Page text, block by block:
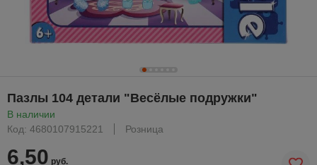
Пазлы 104 детали "Весёлые подружки"
В наличии
Код: 4680107915221
Розница
6,50 руб.